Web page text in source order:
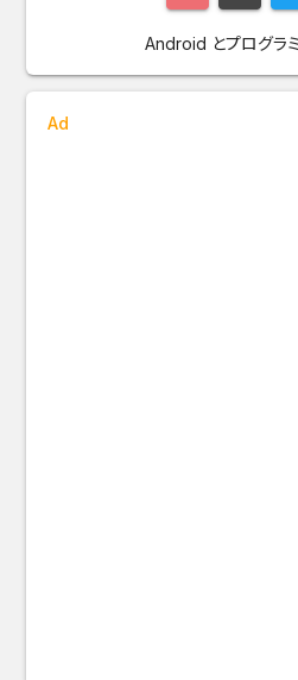
Android とプログラ
Ad